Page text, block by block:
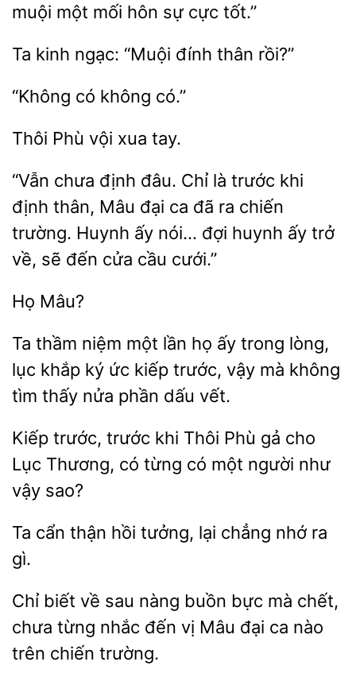
muội một
hôn sự cực tốt.”
Ta ngạc: “Muội thân
có
Phù xua
“Vẫn chưa định đâu. Chỉ
trước khi
định thân, Mâu
ca đã ra chiến
trường.
ấy nói… đợi huynh ấy trở
về, sẽ đến cửa cầu cưới.”
Ta niệm lần
ấy trong lòng,
lục khắp ký ức kiếp trước, vậy mà không
tìm thấy nửa phần dấu vết.
Kiếp trước
Thôi Phù gả
Lục Thương, có từng có một người như
vậy sao?
cẩn hồi
lại chẳng nhớ ra
gì.
biết
sau nàng buồn bực mà chết,
chưa từng nhắc đến
Mâu đại ca nào
trên chiến trường.